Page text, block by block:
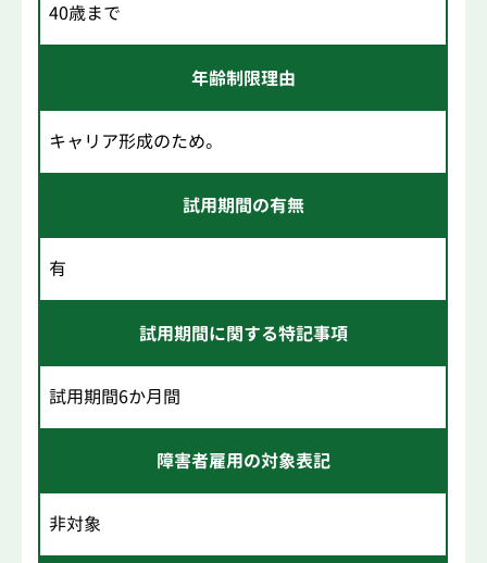
40歳まで
年齢制限理由
キャリア形成のため。
試用期間の有無
有
試用期間に関する特記事項
試用期間6か月間
障害者雇用の対象表記
非対象